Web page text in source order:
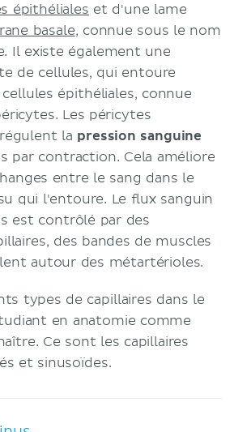
épithéliales et d'une lame
basale, connue sous le nom
Il existe également une
de cellules, qui entoure
épithéliales, connue
Les péricytes
la pression sanguine
par contraction. Cela améliore
entre le sang dans le
qui l'entoure. Le flux sanguin
est contrôlé par des
des bandes de muscles
autour des métartérioles.
types de capillaires dans le
en anatomie comme
Ce sont les capillaires
et sinusoïdes.